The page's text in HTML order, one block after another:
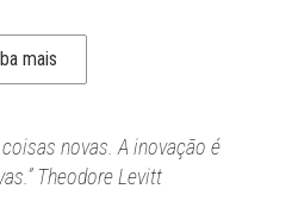
mais
novas. A inovação é
Theodore Levitt